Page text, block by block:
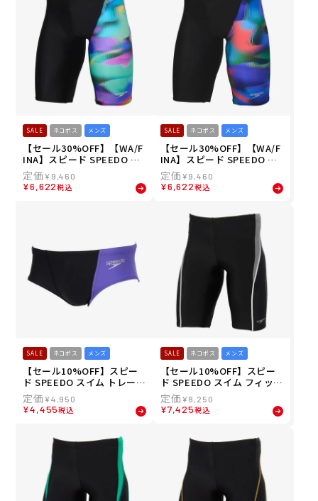
SALE ネコポス メンズ
【セール30%OFF】【WA/F
INA】スピード SPEEDO ス
イム 競泳 水着 フレックス
シグマ カイ ジャマー 3 FLE
X Σχ Jammer3 SC62550F-
¥ 9,460
¥6,622税込
SALE ネコポス メンズ
【セール30%OFF】【WA/F
INA】スピード SPEEDO ス
イム 競泳 水着 フレックス
シグマ カイ ジャマー 3 FLE
X Σχ Jammer3 SC62550F-
¥9,460
¥6,622税込
SALE ネコポス メンズ
【セール10%OFF】スピー
ド SPEEDO スイム トレーニ
ング 競泳 水着 ファン ピー
ス ターンズ ショート ボック
ス Fun Piece TurnS Short
性 25S2 秋冬
¥4,950
¥4,455税込
SALE ネコポス メンズ
【セール10%OFF】スピー
ド SPEEDO スイム フィット
ネス 水着 フィール アップ
ルースン ジャマー Feel Up
Loosen Jammer SF62560-
¥8,250
¥7,425税込